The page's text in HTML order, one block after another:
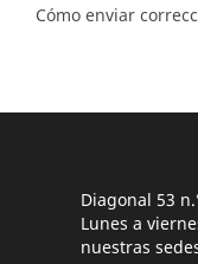
Cómo enviar
Diagonal 53
Lunes a
nuestras